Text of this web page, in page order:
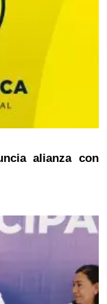
alianza con